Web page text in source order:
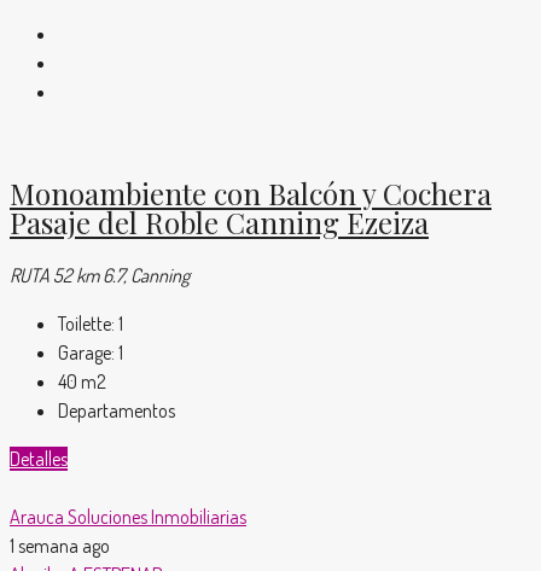
Monoambiente con Balcón y Cochera
Pasaje del Roble Canning Ezeiza
RUTA 52 km 6.7, Canning
Toilette: 1
Garage: 1
40 m2
Departamentos
Detalles
Arauca Soluciones Inmobiliarias
1 semana ago